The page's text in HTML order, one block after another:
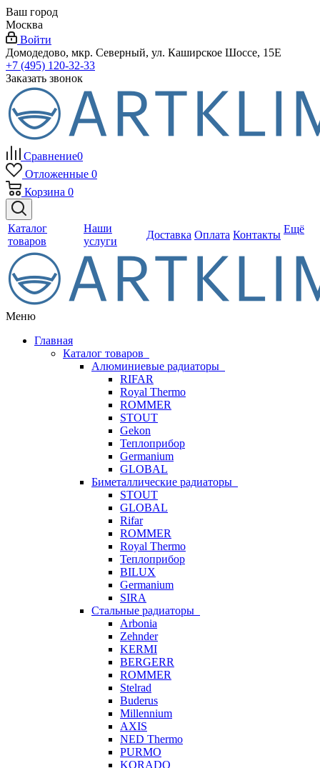
Ваш город
Москва
Войти
Домодедово, мкр. Северный, ул. Каширское Шоссе, 15Е
+7 (495) 120-32-33
Заказать звонок
Сравнение0
Отложенные 0
Корзина 0
Каталог
товаров
Наши
услуги
Доставка Оплата Контакты Ещё
Меню
Главная
Каталог товаров
Алюминиевые радиаторы
RIFAR
Royal Thermo
ROMMER
STOUT
Gekon
Теплоприбор
Germanium
GLOBAL
Биметаллические радиаторы
STOUT
GLOBAL
Rifar
ROMMER
Royal Thermo
Теплоприбор
BILUX
Germanium
SIRA
Стальные радиаторы
Arbonia
Zehnder
KERMI
BERGERR
ROMMER
Stelrad
Buderus
Millennium
AXIS
NED Thermo
PURMO
KORADO